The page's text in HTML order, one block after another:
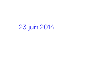
23 juin 2014